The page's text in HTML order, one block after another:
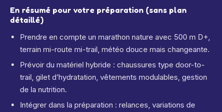
En résumé pour votre préparation (sans plan
détaillé)
Prendre en compte un marathon nature avec 500 m D+,
terrain mi-route mi-trail, météo douce mais changeante.
Prévoir du matériel hybride : chaussures type door-to-
trail, gilet d’hydratation, vêtements modulables, gestion
de la nutrition.
Intégrer dans la préparation : relances, variations de